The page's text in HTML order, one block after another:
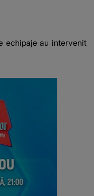
echipaje au intervenit